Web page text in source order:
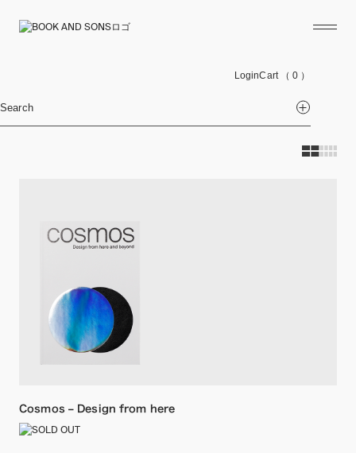
LoginCart （ 0 ）
Search
Cosmos – Design from here